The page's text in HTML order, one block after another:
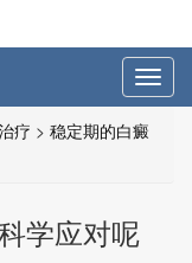
疗 > 稳定期的白癜
学应对呢